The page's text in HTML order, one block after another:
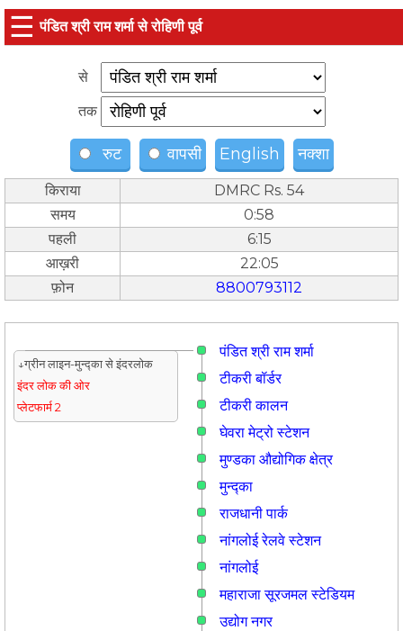
☰ पंडित श्री राम शर्मा से रोहिणी पूर्व
से
तक
रुट वापसी English नक्शा
किराया
DMRC Rs. 54
समय
0:58
पहली
6:15
आख़री
22:05
फ़ोन
8800793112
पंडित श्री राम शर्मा
↓ग्रीन लाइन-मुन्द्का से इंदरलोक
इंदर लोक की ओर
प्लेटफार्म 2
टीकरी बॉर्डर
टीकरी कालन
घेवरा मेट्रो स्टेशन
मुण्डका औद्योगिक क्षेत्र
मुन्द्का
राजधानी पार्क
नांगलोई रेलवे स्टेशन
नांगलोई
महाराजा सूरजमल स्टेडियम
उद्योग नगर